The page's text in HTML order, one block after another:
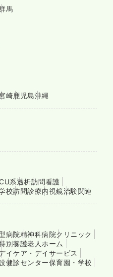
馬
崎鹿児島沖縄
系透析訪問看護
校訪問診療内視鏡治験関連
病院精神科病院クリニック
別養護老人ホーム
イケア・デイサービス
健診センター保育園・学校